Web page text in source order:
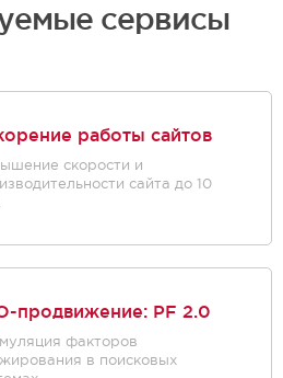
сервисы
работы сайтов
скорости и
сайта до 10
продвижение: PF 2.0
факторов
в поисковых